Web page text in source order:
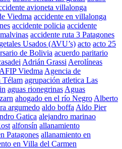
avioneta villalonga
Viedma accidente en villalonga
accidente policia accidente
accidente ruta 3 Patagones
Usados (AVU’s) acto acto 25
de Bolivia acuerdo paritario
Adrián Grassi Aerolíneas
AFIP Viedma Agencia de
Télam agrupación atletica Las
aguas rionegrinas Aguas
ahogado en el río Negro Alberto
argumedo aldo boffa Aldo Pier
Gatica alejandro marinao
alfonsín allanamiento
Patagones allanamiento en
en Villa del Carmen